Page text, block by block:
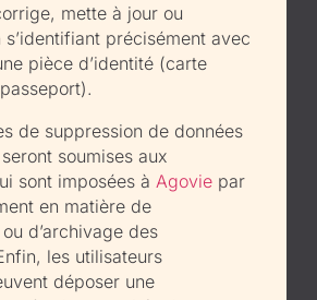
mette à jour ou
précisément avec
pièce d’identité (carte
de suppression de données
soumises aux
sont imposées à Agovie par
en matière de
d’archivage des
les utilisateurs
déposer une